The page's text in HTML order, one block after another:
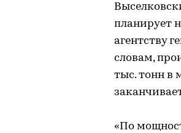
планирует
агентству
словам,
тыс. тонн в
«По